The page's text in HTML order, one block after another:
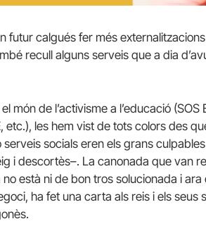
futur calgués fer més
recull alguns serveis que a dia
món de l’activisme a l’educació
etc.), les hem vist de tots colors des
socials eren els grans
i descortès–. La canonada que van
està ni de bon tros solucionada i
ha fet una carta als reis i els seus